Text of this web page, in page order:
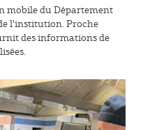
mobile du Département
l'institution. Proche
des informations de